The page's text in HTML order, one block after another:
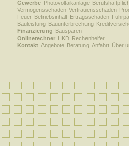
Gewerbe Photovoltaikanlage
Vermögensschäden Vertrauensschäden
Feuer Betriebsinhalt Ertragsschaden
Bauleistung Bauunterbrechung
Finanzierung Bausparen
Onlinerechner HKD Rechenhelfer
Kontakt Angebote Beratung Anfahrt Über